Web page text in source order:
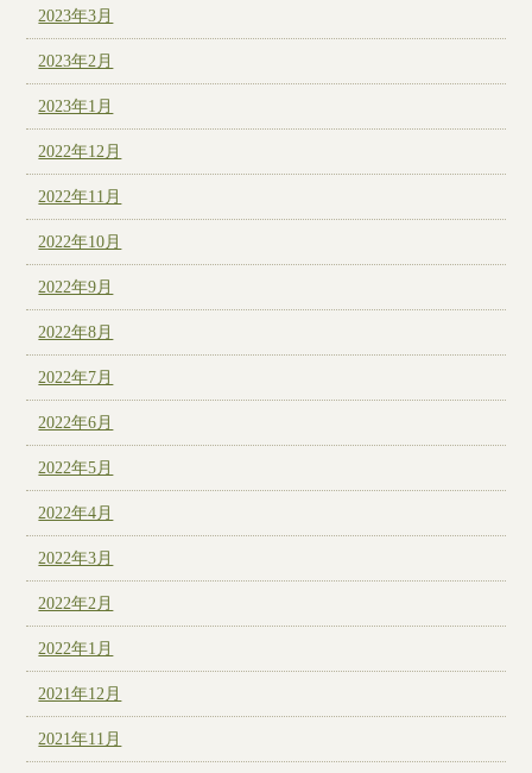
2023年3月
2023年2月
2023年1月
2022年12月
2022年11月
2022年10月
2022年9月
2022年8月
2022年7月
2022年6月
2022年5月
2022年4月
2022年3月
2022年2月
2022年1月
2021年12月
2021年11月